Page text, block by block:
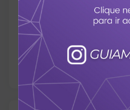
Aceita Financiamento:
Sim